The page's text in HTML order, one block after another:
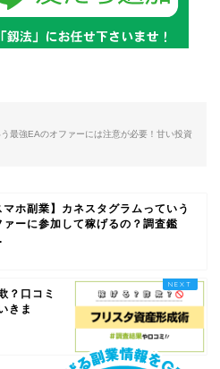
最強EAのオファーには注意が必要！甘い投資
マホ副業】カネスタグラムっていう
ァーに参加して稼げるの？調査鑑
？口コミ
きま